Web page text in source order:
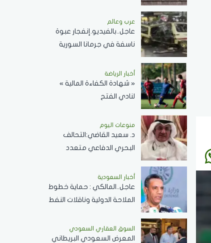
عرب وعالم
عاجل..بالفيديو.إنفجار عبوة
ناسفة في جرمانا السورية
أخبار الرياضة
« شهادة الكفاءة المالية »
لنادي الفتح
منوعات اليوم
د. سعيد القاضي:التحالف
البحري الدفاعي متعدد
وسلام في المضائق المائية
أخبار السعودية
عاجل..المالكي : حماية خطوط
الملاحة الدولية وناقلات النفط
الاقتصاد العالمي
السوق العقاري السعودي
المعرض السعودي البريطاني